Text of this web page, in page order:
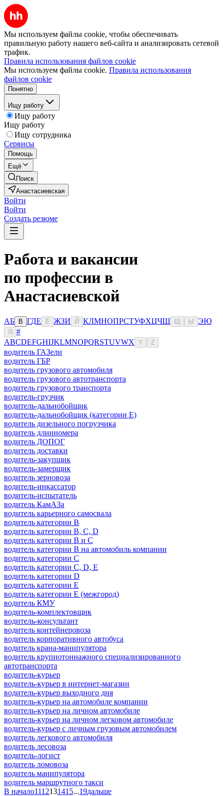
Мы используем файлы cookie, чтобы обеспечивать
правильную работу нашего веб-сайта и анализировать сетевой
трафик.
Правила использования файлов cookie
Мы используем файлы cookie. Правила использования
файлов cookie
Понятно
Ищу работу
Ищу работу
Ищу работу
Ищу сотрудника
Сервисы
Помощь
Ещё
Поиск
Анастасиевская
Войти
Войти
Создать резюме
Работа и вакансии
по профессии в
Анастасиевской
АБ В ГДЕ Ё ЖЗИ Й КЛМНОПРСТУФХЦЧШ Ы ЭЮ
Я
#
ABCDEFGHIJKLMNOPQRSTUVWX Y Z
водитель ГАЗели
водитель ГБР
водитель грузового автомобиля
водитель грузового автотранспорта
водитель грузового транспорта
водитель-грузчик
водитель-дальнобойщик
водитель-дальнобойщик (категории Е)
водитель дизельного погрузчика
водитель длинномера
водитель ДОПОГ
водитель доставки
водитель-закупщик
водитель-замерщик
водитель зерновоза
водитель-инкассатор
водитель-испытатель
водитель КамАЗа
водитель карьерного самосвала
водитель категории B
водитель категории B, C, D
водитель категории B и C
водитель категории B на автомобиль компании
водитель категории C
водитель категории C, D, E
водитель категории D
водитель категории E
водитель категории E (межгород)
водитель КМУ
водитель-комплектовщик
водитель-консультант
водитель контейнеровоза
водитель корпоративного автобуса
водитель крана-манипулятора
водитель крупнотоннажного специализированного
автотранспорта
водитель-курьер
водитель-курьер в интернет-магазин
водитель-курьер выходного дня
водитель-курьер на автомобиле компании
водитель-курьер на личном автомобиле
водитель-курьер на личном легковом автомобиле
водитель-курьер с личным грузовым автомобилем
водитель легкового автомобиля
водитель лесовоза
водитель-логист
водитель ломовоза
водитель манипулятора
водитель маршрутного такси
В начало1112131415...19дальше